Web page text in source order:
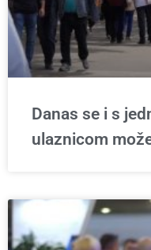
Danas se i s
ulaznicom